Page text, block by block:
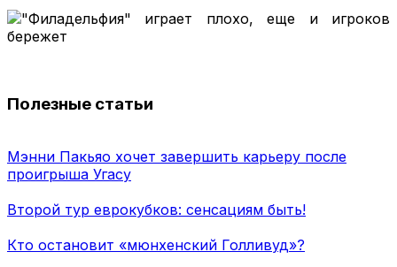
Полезные статьи
Мэнни Пакьяо хочет завершить карьеру после
проигрыша Угасу
Второй тур еврокубков: сенсациям быть!
Кто остановит «мюнхенский Голливуд»?